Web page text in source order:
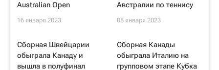
Australian Open
16 января 2023
Австралии по теннису
08 января 2023
Сборная Швейцарии
обыграла Канаду и
вышла в полуфинал
Сборная Канады
обыграла Италию на
групповом этапе Кубка